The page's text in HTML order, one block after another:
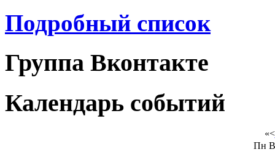
Подробный список
Группа Вконтакте
Календарь событий
«<
Пн